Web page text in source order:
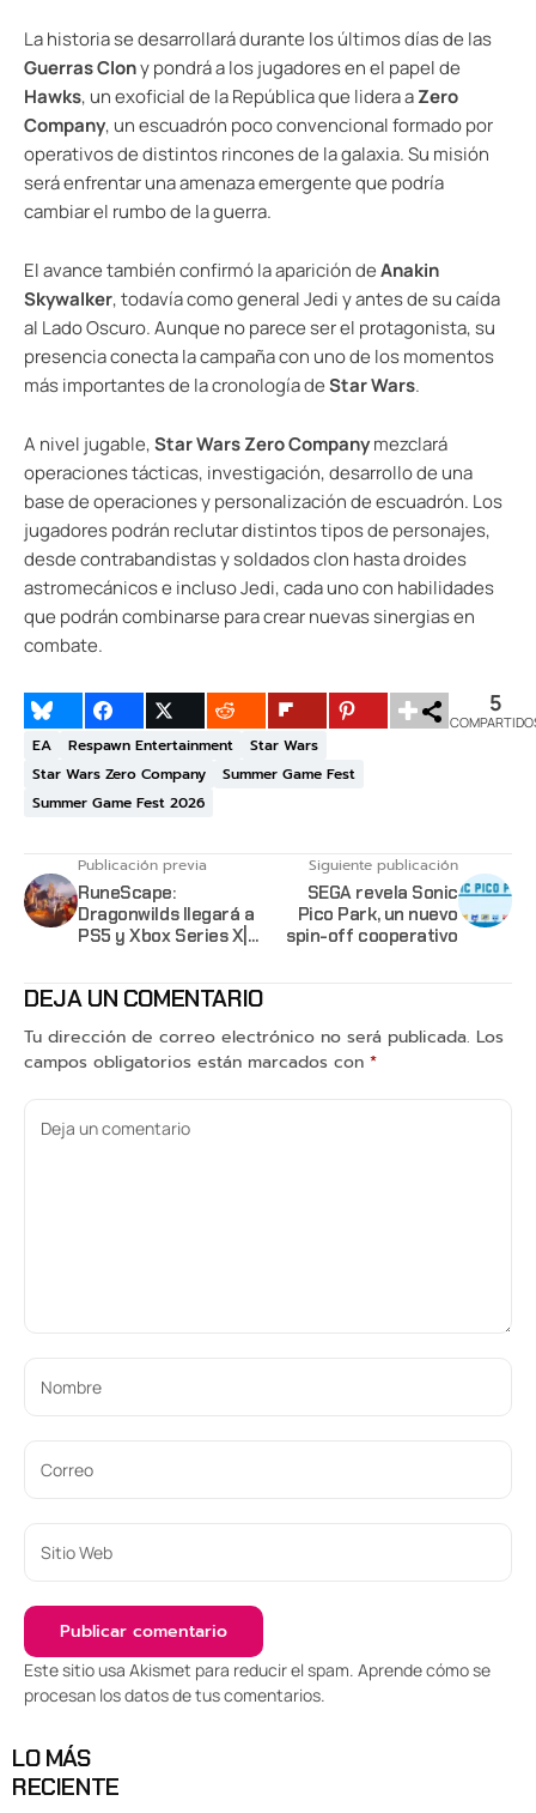
La historia se desarrollará durante los últimos días de las
Guerras Clony pondrá a los jugadores en el papel de
Hawks, un exoficial de la República que lidera aZero
Company, un escuadrón poco convencional formado por
operativos de distintos rincones de la galaxia. Su misión
será enfrentar una amenaza emergente que podría
cambiar el rumbo de la guerra.
El avance también confirmó la aparición deAnakin
Skywalker, todavía como general Jedi y antes de su caída
al Lado Oscuro. Aunque no parece ser el protagonista, su
presencia conecta la campaña con uno de los momentos
más importantes de la cronología deStar Wars.
A nivel jugable,Star Wars Zero Companymezclará
operaciones tácticas, investigación, desarrollo de una
base de operaciones y personalización de escuadrón. Los
jugadores podrán reclutar distintos tipos de personajes,
desde contrabandistas y soldados clon hasta droides
astromecánicos e incluso Jedi, cada uno con habilidades
que podrán combinarse para crear nuevas sinergias en
combate.
5
EA Respawn Entertainment
Star Wars
Star Wars Zero Company
Summer Game Fest
Summer Game Fest 2026
Publicación previa
RuneScape:
Dragonwilds llegará a
PS5 y Xbox Series X|S
Siguiente publicación
SEGA revela Sonic
Pico Park, un nuevo
spin-off cooperativo
DEJA UN COMENTARIO
Tu dirección de correo electrónico no será publicada. Los
campos obligatorios están marcados con *
Este sitio usa Akismet para reducir el spam. Aprende cómo se
procesan los datos de tus comentarios.
LO MÁS
RECIENTE